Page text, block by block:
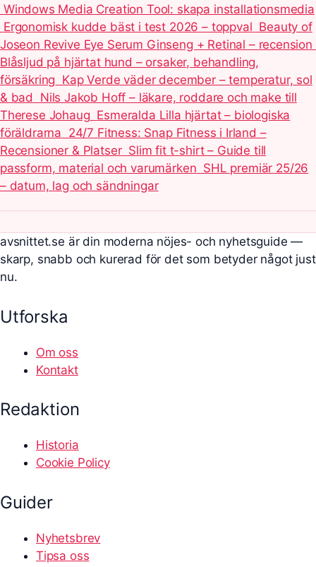
Windows Media Creation Tool: skapa installationsmedia
Ergonomisk kudde bäst i test 2026 – toppval Beauty of
Joseon Revive Eye Serum Ginseng + Retinal – recension
Blåsljud på hjärtat hund – orsaker, behandling,
försäkring Kap Verde väder december – temperatur, sol
& bad
Nils Jakob Hoff – läkare, roddare och make till
Therese Johaug Esmeralda Lilla hjärtat – biologiska
föräldrarna 24/7 Fitness: Snap Fitness i Irland –
Recensioner & Platser Slim fit t-shirt – Guide till
passform, material och varumärken SHL premiär 25/26
– datum, lag och sändningar
avsnittet.se är din moderna nöjes- och nyhetsguide —
skarp, snabb och kurerad för det som betyder något just
nu.
Utforska
Om oss
Kontakt
Redaktion
Historia
Cookie Policy
Guider
Nyhetsbrev
Tipsa oss